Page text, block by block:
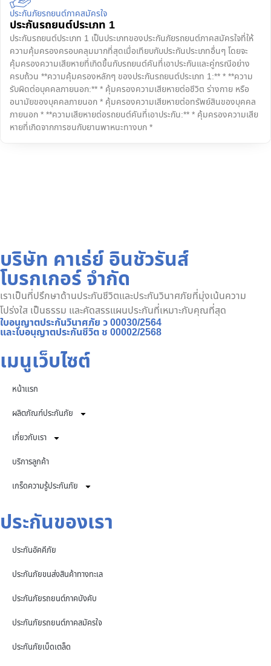
ประกันภัยรถยนต์ภาคสมัครใจ
ประกันรถยนต์ประเภท 1
ประกันรถยนต์ประเภท 1 เป็นประเภทของประกันภัยรถยนต์ภาคสมัครใจที่ให้
ความคุ้มครองครอบคลุมมากที่สุดเมื่อเทียบกับประกันประเภทอื่นๆ โดยจะ
คุ้มครองความเสียหายที่เกิดขึ้นกับรถยนต์คันที่เอาประกันและคู่กรณีอย่าง
ครบถ้วน **ความคุ้มครองหลักๆ ของประกันรถยนต์ประเภท 1:** * **ความ
รับผิดต่อบุคคลภายนอก:** * คุ้มครองความเสียหายต่อชีวิต ร่างกาย หรือ
อนามัยของบุคคลภายนอก * คุ้มครองความเสียหายต่อทรัพย์สินของบุคคล
ภายนอก * **ความเสียหายต่อรถยนต์คันที่เอาประกัน:** * คุ้มครองความเสีย
หายที่เกิดจากการชนกับยานพาหนะทางบก *
บริษัท คาเธ่ย์ อินชัวรันส์
โบรกเกอร์ จำกัด
เราเป็นที่ปรึกษาด้านประกันชีวิตและประกันวินาศภัยที่มุ่งเน้นความ
โปร่งใส เป็นธรรม และคัดสรรแผนประกันที่เหมาะกับคุณที่สุด
ใบอนุญาตประกันวินาศภัย ว 00030/2564
และใบอนุญาตประกันชีวิต ช 00002/2568
เมนูเว็บไซต์
หน้าเเรก
ผลิตภัณฑ์ประกันภัย
เกี่ยวกับเรา
บริการลูกค้า
เกร็ดความรู้ประกันภัย
ประกันของเรา
ประกันอัคคีภัย
ประกันภัยขนส่งสินค้าทางทะเล
ประกันภัยรถยนต์ภาคบังคับ
ประกันภัยรถยนต์ภาคสมัครใจ
ประกันภัยเบ็ดเตล็ด